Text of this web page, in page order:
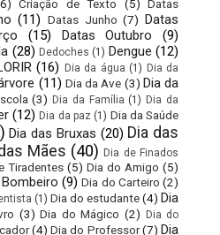
Criação de Texto (5) Datas
(11) Datas Junho (7) Datas
(15) Datas Outubro
(9)
(28) Dedoches (1) Dengue (12)
(16) Dia da água (1) Dia da
(11) Dia da Ave (3) Dia da
(3) Dia da Família (1) Dia da
(12) Dia da paz (1) Dia da Saúde
Dia das Bruxas (20) Dia das
Mães (40) Dia de Finados
Tiradentes (5) Dia do Amigo (5)
(9) Dia do Carteiro (2)
(1) Dia do estudante(4) Dia
(3) Dia do Mágico (2)
Dia do
(4) Dia do Professor (7) Dia